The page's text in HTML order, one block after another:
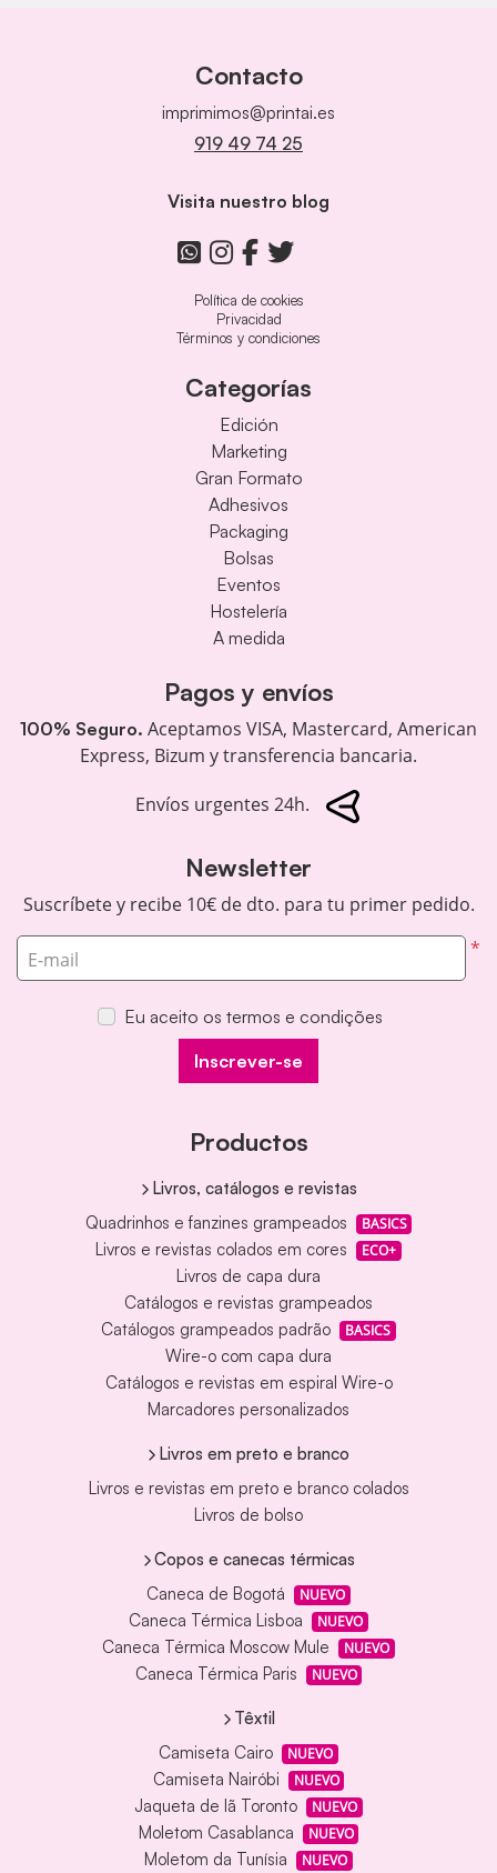
Contacto
imprimimos@printai.es
919 49 74 25
Visita nuestro blog
Política de cookies
Privacidad
Términos y condiciones
Categorías
Edición
Marketing
Gran Formato
Adhesivos
Packaging
Bolsas
Eventos
Hostelería
A medida
Pagos y envíos
100% Seguro. Aceptamos VISA, Mastercard, American
Express, Bizum y transferencia bancaria.
Envíos urgentes 24h.
Newsletter
Suscríbete y recibe 10€ de dto. para tu primer pedido.
*
E-mail
Eu aceito os termos e condições
Inscrever-se
Productos
Livros, catálogos e revistas
Quadrinhos e fanzines grampeados
BASICS
Livros e revistas colados em cores ECO+
Livros de capa dura
Catálogos e revistas grampeados
Catálogos grampeados padrão
BASICS
Wire-o com capa dura
Catálogos e revistas em espiral Wire-o
Marcadores personalizados
Livros em preto e branco
Livros e revistas em preto e branco colados
Livros de bolso
Copos e canecas térmicas
Caneca de Bogotá
NUEVO
Caneca Térmica Lisboa NUEVO
Caneca Térmica Moscow Mule NUEVO
Caneca Térmica Paris NUEVO
Têxtil
Camiseta Cairo
NUEVO
Camiseta Nairóbi NUEVO
Jaqueta de lã Toronto NUEVO
Moletom Casablanca NUEVO
Moletom da Tunísia NUEVO